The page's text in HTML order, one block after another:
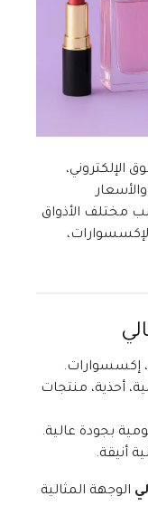
الإلكتروني،
مختلف الأذواق
إكسسوارات.
أحذية، منتجات
بجودة عالية.
أنيقة.
الوجهة المثالية